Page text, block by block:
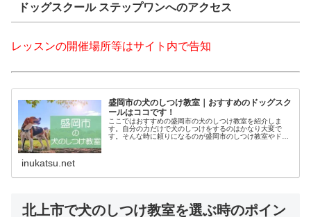
ドッグスクール ステップワンへのアクセス
レッスンの開催場所等はサイト内で告知
盛岡市の犬のしつけ教室｜おすすめのドッグスク
ールはココです！
ここではおすすめの盛岡市の犬のしつけ教室を紹介しま
す。自分の力だけで犬のしつけをするのはかなり大変で
す。そんな時に頼りになるのが盛岡市のしつけ教室やドッ
inukatsu.net
北上市で犬のしつけ教室を選ぶ時のポイン